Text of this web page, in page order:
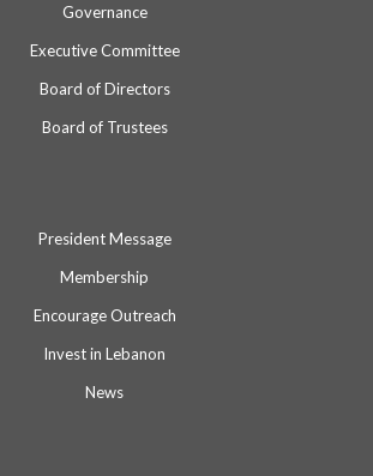
Governance
Executive Committee
Board of Directors
Board of Trustees
President Message
Membership
Encourage Outreach
Invest in Lebanon
News